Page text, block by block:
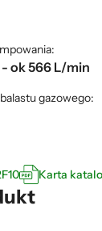
- ok 566 L/min
gazowego:
Karta